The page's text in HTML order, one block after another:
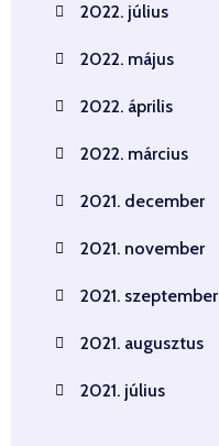
2022. július
2022. május
2022. április
2022. március
2021. december
2021. november
2021. szeptember
2021. augusztus
2021. július